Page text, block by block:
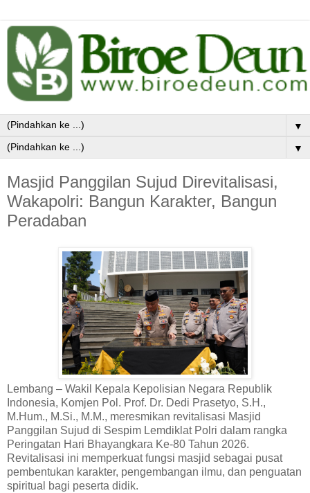
▼
▼
Masjid Panggilan Sujud Direvitalisasi,
Wakapolri: Bangun Karakter, Bangun
Peradaban
Lembang – Wakil Kepala Kepolisian Negara Republik
Indonesia, Komjen Pol. Prof. Dr. Dedi Prasetyo, S.H.,
M.Hum., M.Si., M.M., meresmikan revitalisasi Masjid
Panggilan Sujud di Sespim Lemdiklat Polri dalam rangka
Peringatan Hari Bhayangkara Ke-80 Tahun 2026.
Revitalisasi ini memperkuat fungsi masjid sebagai pusat
pembentukan karakter, pengembangan ilmu, dan penguatan
spiritual bagi peserta didik.